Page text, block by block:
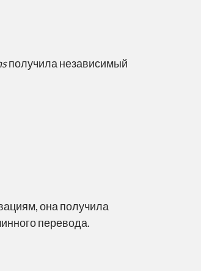
получила независимый
она получила
перевода.